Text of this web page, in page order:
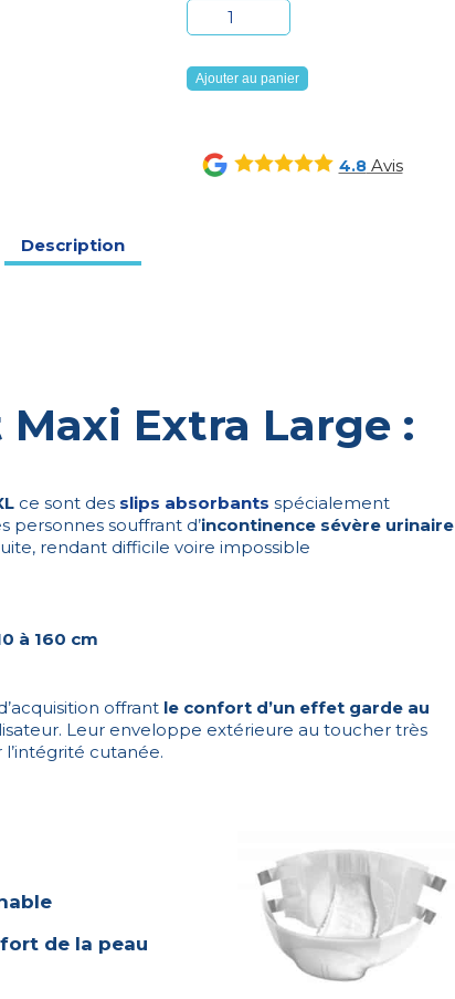
quantité
de
HEXA
Slip
Maxi
XL
Ajouter au panier
4.8Avis
Description
Extra Large :
ce sont des slips absorbants spécialement
personnes souffrant d’incontinence sévère urinaire
rendant difficile voire impossible
à 160 cm
offrant le confort d’un effet garde au
Leur enveloppe extérieure au toucher très
cutanée.
de la peau